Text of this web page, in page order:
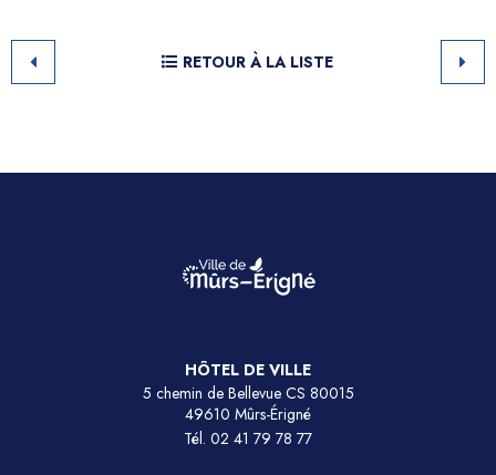
RETOUR À LA LISTE
HÔTEL DE VILLE
5 chemin de Bellevue CS 80015
49610 Mûrs-Érigné
Tél. 02 41 79 78 77